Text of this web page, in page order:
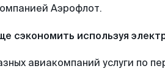
Аэрофлот.
сэкономить используя
авиакомпаний услуги по